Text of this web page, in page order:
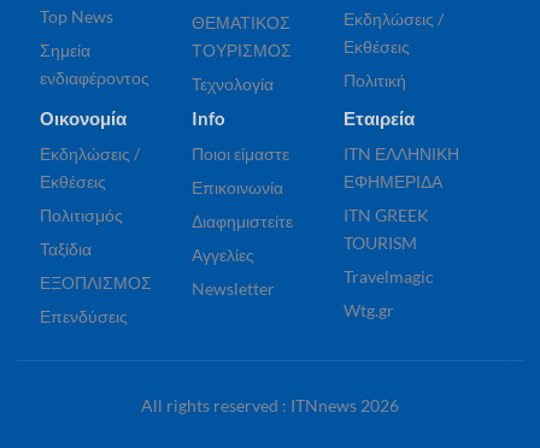
Top News
Σημεία
ενδιαφέροντος
ΘΕΜΑΤΙΚΟΣ
ΤΟΥΡΙΣΜΟΣ
Τεχνολογία
Εκδηλώσεις /
Εκθέσεις
Πολιτική
Οικονομία
Εκδηλώσεις /
Εκθέσεις
Πολιτισμός
Ταξίδια
ΕΞΟΠΛΙΣΜΟΣ
Επενδύσεις
Info
Ποιοι είμαστε
Επικοινωνία
Διαφημιστείτε
Αγγελίες
Newsletter
Εταιρεία
ITN ΕΛΛΗΝΙΚΗ
ΕΦΗΜΕΡΙΔΑ
ITN GREEK
TOURISM
Travelmagic
Wtg.gr
All rights reserved : ITNnews 2026